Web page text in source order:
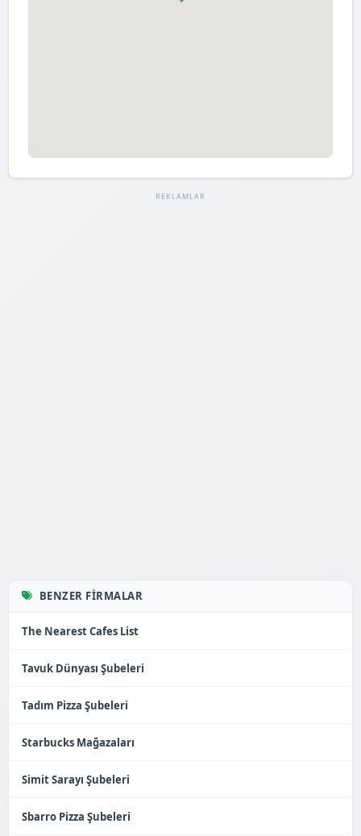
REKLAMLAR
BENZER FIRMALAR
The Nearest Cafes List
Tavuk Dünyası Şubeleri
Tadım Pizza Şubeleri
Starbucks Mağazaları
Simit Sarayı Şubeleri
Sbarro Pizza Şubeleri